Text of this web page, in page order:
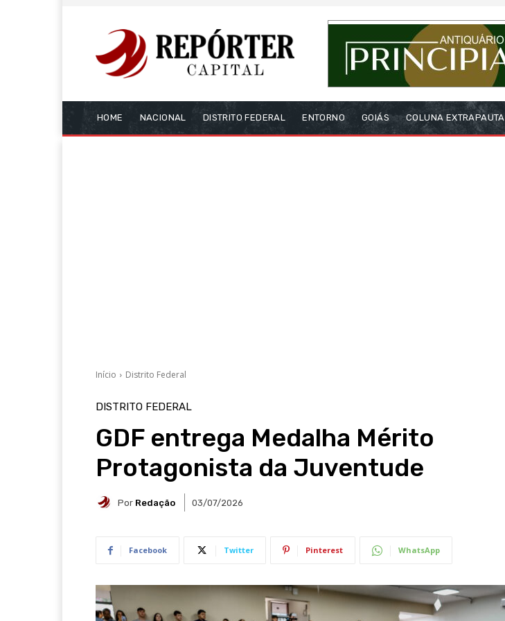
HOME NACIONAL DISTRITO FEDERAL ENTORNO GOIÁS COLUNA EXTRAPAUTA
Início Distrito Federal
DISTRITO FEDERAL
GDF entrega Medalha Mérito
Protagonista da Juventude
Por Redação 03/07/2026
Facebook Twitter Pinterest WhatsApp